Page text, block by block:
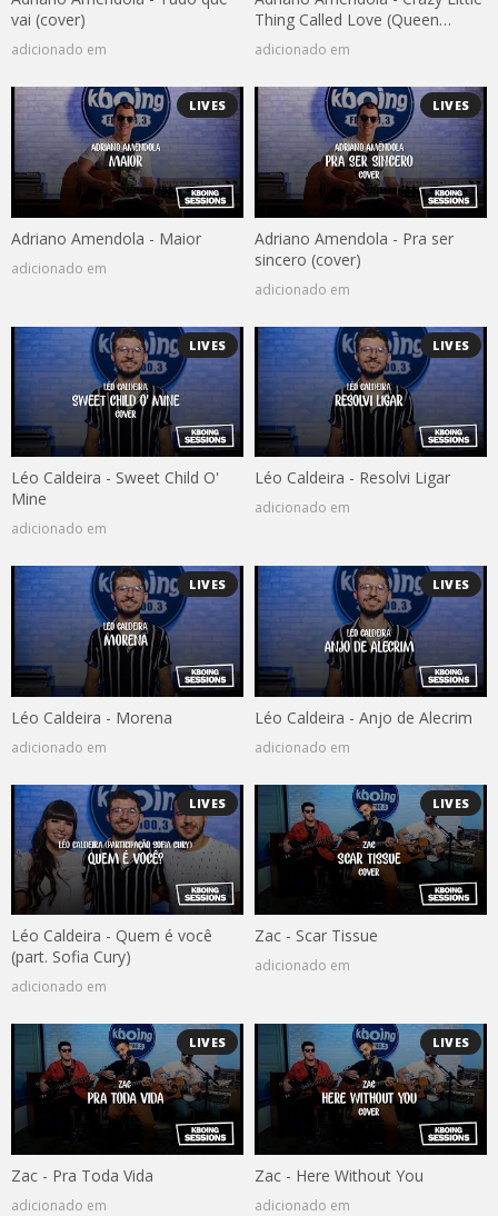
vai (cover)
adicionado em
Thing Called Love (Queen
cover)
adicionado em
LIVES
Adriano Amendola - Maior
adicionado em
LIVES
Adriano Amendola - Pra ser
sincero (cover)
adicionado em
LIVES
Léo Caldeira - Sweet Child O'
Mine
adicionado em
LIVES
Léo Caldeira - Resolvi Ligar
adicionado em
LIVES
Léo Caldeira - Morena
adicionado em
LIVES
Léo Caldeira - Anjo de Alecrim
adicionado em
LIVES
Léo Caldeira - Quem é você
(part. Sofia Cury)
adicionado em
LIVES
Zac - Scar Tissue
adicionado em
LIVES
Zac - Pra Toda Vida
adicionado em
LIVES
Zac - Here Without You
adicionado em